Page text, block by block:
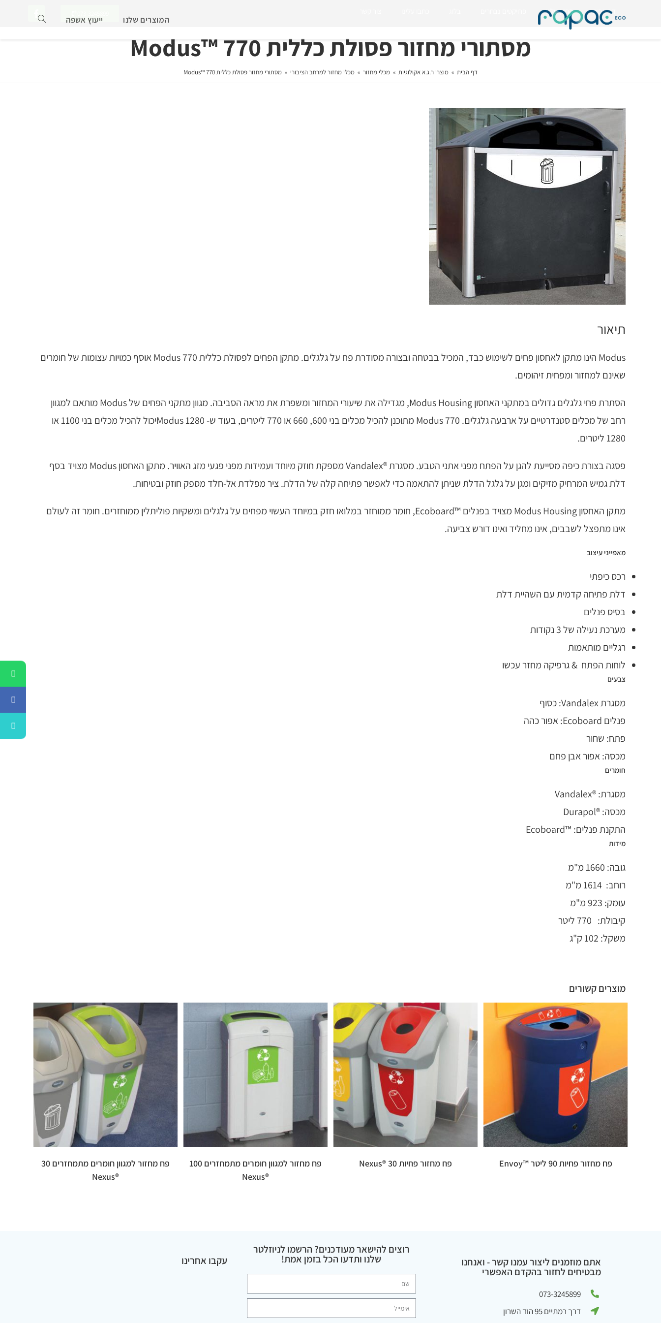
דף הבית החזון שלנו
המוצרים שלנו ייעוץ אשפה
מסתורי מחזור פסולת כללית 770 ™Modus
דף הבית » מוצרי ר.ג.א אקולוגיות » מכלי מחזור » מכלי מחזור למרחב הציבורי » מסתורי מחזור פסולת כללית 770 ™Modus
תיאור
Modus הינו מתקן לאחסון פחים לשימוש כבד, המכיל בבטחה ובצורה מסודרת פח על גלגלים. מתקן הפחים לפסולת כללית Modus 770 אוסף כמויות עצומות של חומרים
שאינם למחזור ומפחית זיהומים.
הסתרת פחי גלגלים גדולים במתקני האחסון Modus Housing, מגדילה את שיעורי המחזור ומשפרת את מראה הסביבה. מגוון מתקני הפחים של Modus מותאם למגוון
רחב של מכלים סטנדרטיים על ארבעה גלגלים. Modus 770 מתוכנן להכיל מכלים בני 600, 660 או 770 ליטרים, בעוד ש- Modus 1280יכול להכיל מכלים בני 1100 או
1280 ליטרים.
פסגה בצורת כיפה מסייעת להגן על הפתח מפני אתני הטבע. מסגרת ®Vandalex מספקת חוזק מיוחד ועמידות מפני פגעי מזג האוויר. מתקן האחסון Modus מצויד בסף
דלת גמיש המרחיק מזיקים ומגן על גלגל הדלת שניתן להתאמה כדי לאפשר פתיחה קלה של הדלת. ציר מפלדת אל-חלד מספק חוזק ובטיחות.
מתקן האחסון Modus Housing מצויד בפנלים ™Ecoboard, חומר ממוחזר במלואו חזק במיוחד העשוי מפחים על גלגלים ומשקיות פוליתלין ממוחזרים. חומר זה לעולם
אינו מתפצל לשבבים, אינו מחליד ואינו דורש צביעה.
מאפייני עיצוב
רכס כיפתי
דלת פתיחה קדמית עם השהיית דלת
בסיס פנלים
מערכת נעילה של 3 נקודות
רגליים מותאמות
לוחות הפתח & גרפיקה מחזר עכשו
צבעים
מסגרת Vandalex: כסוף
פנלים Ecoboard: אפור כהה
פתח: שחור
מכסה: אפור אבן פחם
חומרים
מסגרת: ®Vandalex
מכסה: ®Durapol
התקנת פנלים: ™Ecoboard
מידות
גובה: 1660 מ"מ
רוחב: 1614 מ"מ
עומק: 923 מ"מ
קיבולת: 770 ליטר
משקל: 102 ק"ג
מוצרים קשורים
פח מחזור פחיות 90 ליטר ™Envoy פח מחזור פחיות 30 ®Nexus
פח מחזור למגוון חומרים מתמחזרים 100
®Nexus
פח מחזור למגוון חומרים מתמחזרים 30
®Nexus
אתם מוזמנים ליצור עמנו קשר - ואנחנו
מבטיחים לחזור בהקדם האפשרי
073-3245899
דרך רמתיים 95 הוד השרון
רוצים להישאר מעודכנים? הרשמו לניוזלטר
שלנו ותדעו הכל בזמן אמת! עקבו אחרינו